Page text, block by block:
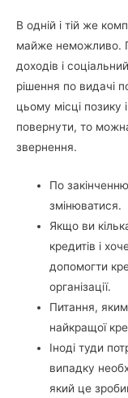
В одній і тій же
майже неможливо.
доходів і
рішення по видачі
цьому місці позику
повернути, то
звернення.
По
змінюватися.
Якщо ви
кредитів і
допомогти
організації.
Питання,
найкращої
Іноді туди
випадку
який це